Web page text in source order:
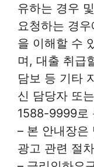
유하는 경우
요청하는 경
을 이해할 수
며, 대출 취급
담보 등 기타
신 담당자 또
1588-9999로
– 본 안내장은
광고 관련 절